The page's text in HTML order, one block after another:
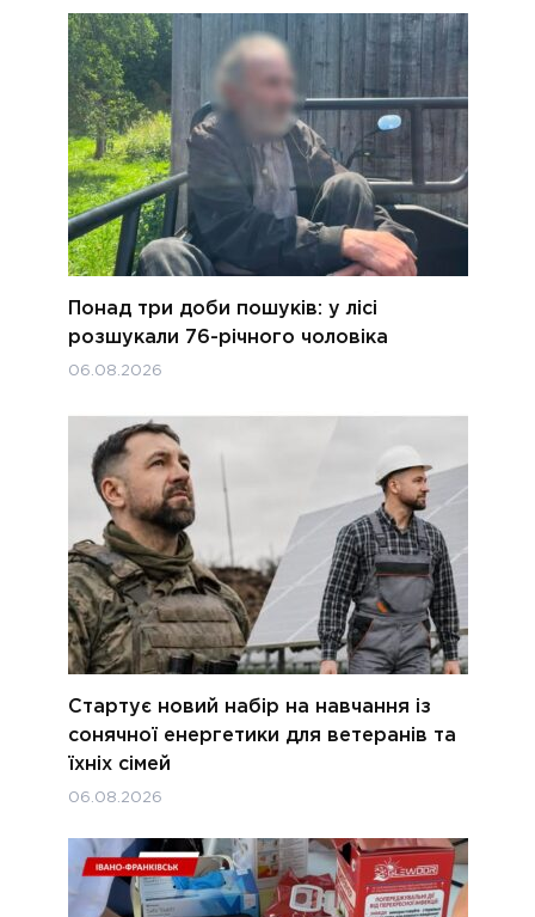
Понад три доби пошуків: у лісі
розшукали 76-річного чоловіка
06.08.2026
Стартує новий набір на навчання із
сонячної енергетики для ветеранів та
їхніх сімей
06.08.2026